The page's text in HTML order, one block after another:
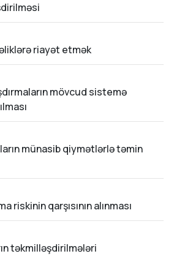
riayət etmək
mövcud sistemə
münasib qiymətlərlə təmin
riskinin qarşısının alınması
təkmilləşdirilmələri